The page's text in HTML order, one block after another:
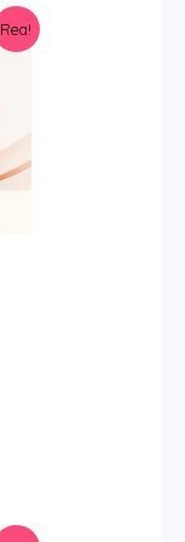
Rea!